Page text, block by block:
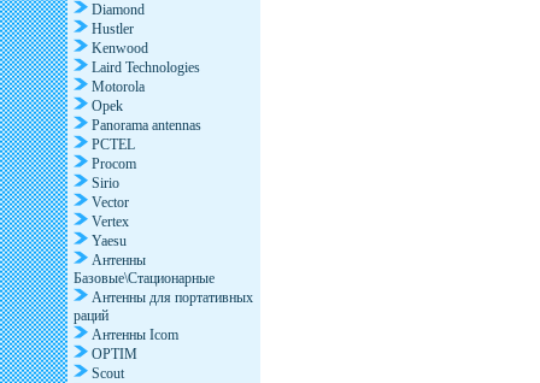
Diamond
Hustler
Kenwood
Laird Technologies
Motorola
Opek
Panorama antennas
PCTEL
Procom
Sirio
Vector
Vertex
Yaesu
Антенны
Базовые\Стационарные
Антенны для портативных
раций
Антенны Icom
OPTIM
Scout